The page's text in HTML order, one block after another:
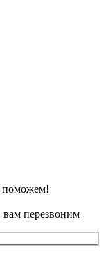
поможем!
вам перезвоним